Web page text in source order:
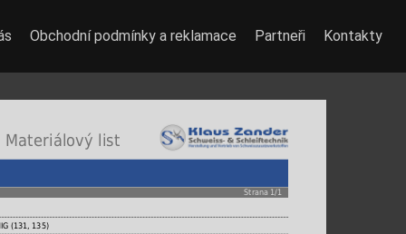
Materiálový list
Strana 1/1
(131, 135)
Obchodní podmínky a reklamace Partneři Kontakty